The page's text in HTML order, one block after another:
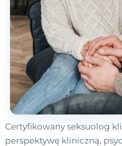
Certyfikowany seksuolog
perspektywę kliniczną,